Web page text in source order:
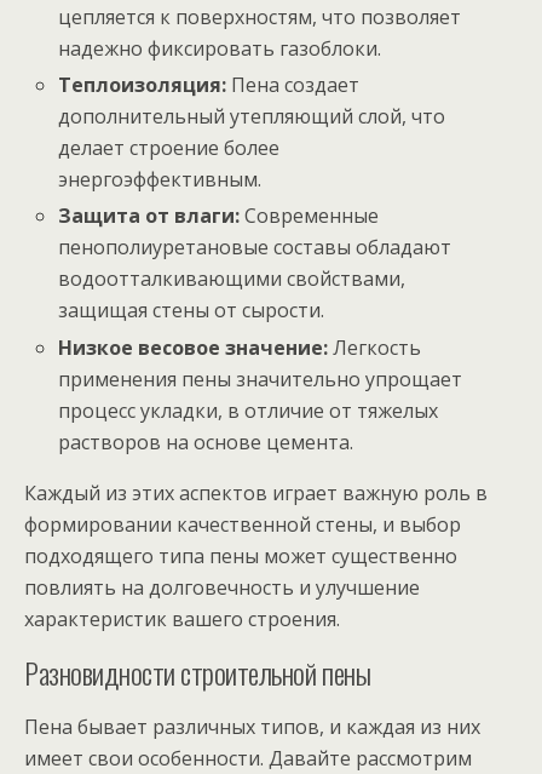
цепляется к поверхностям, что позволяет
надежно фиксировать газоблоки.
Теплоизоляция: Пена создает
дополнительный утепляющий слой, что
делает строение более
энергоэффективным.
Защита от влаги:Современные
пенополиуретановые составы обладают
водоотталкивающими свойствами,
защищая стены от сырости.
Низкое весовое значение:Легкость
применения пены значительно упрощает
процесс укладки, в отличие от тяжелых
растворов на основе цемента.
Каждый из этих аспектов играет важную роль в
формировании качественной стены, и выбор
подходящего типа пены может существенно
повлиять на долговечность и улучшение
характеристик вашего строения.
Разновидности строительной пены
Пена бывает различных типов, и каждая из них
имеет свои особенности. Давайте рассмотрим